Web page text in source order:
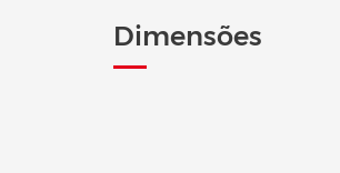
Dimensões